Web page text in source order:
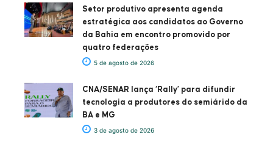
Setor produtivo apresenta agenda
estratégica aos candidatos ao Governo
da Bahia em encontro promovido por
quatro federações
5 de agosto de 2026
CNA/SENAR lança ‘Rally’ para difundir
tecnologia a produtores do semiárido da
BA e MG
3 de agosto de 2026